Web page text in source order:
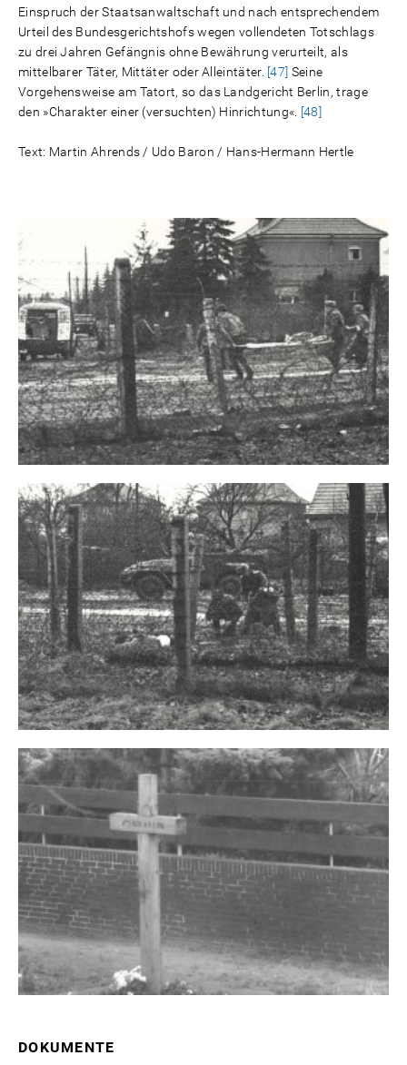
Einspruch der Staatsanwaltschaft und nach entsprechendem
Urteil des Bundesgerichtshofs wegen vollendeten Totschlags
zu drei Jahren Gefängnis ohne Bewährung verurteilt, als
mittelbarer Täter, Mittäter oder Alleintäter. [47] Seine
Vorgehensweise am Tatort, so das Landgericht Berlin, trage
den »Charakter einer (versuchten) Hinrichtung«. [48]
Text: Martin Ahrends / Udo Baron / Hans-Hermann Hertle
DOKUMENTE